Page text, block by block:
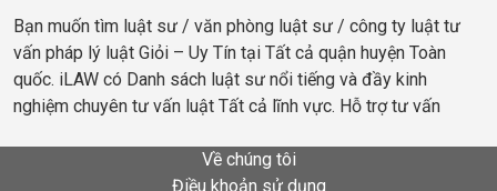
Bạn muốn tìm luật sư / văn phòng luật sư / công ty luật tư
vấn pháp lý luật Giỏi – Uy Tín tại Tất cả quận huyện Toàn
quốc. iLAW có Danh sách luật sư nổi tiếng và đầy kinh
nghiệm chuyên tư vấn luật Tất cả lĩnh vực. Hỗ trợ tư vấn
Về chúng tôi
Điều khoản sử dụng